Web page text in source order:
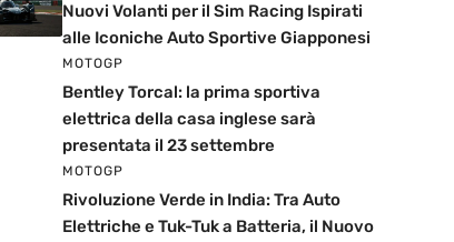
Nuovi Volanti per il Sim Racing Ispirati
alle Iconiche Auto Sportive Giapponesi
MOTOGP
Bentley Torcal: la prima sportiva
elettrica della casa inglese sarà
presentata il 23 settembre
MOTOGP
Rivoluzione Verde in India: Tra Auto
Elettriche e Tuk-Tuk a Batteria, il Nuovo